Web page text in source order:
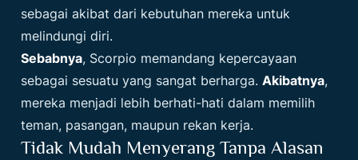
sebagai akibat dari kebutuhan mereka untuk
melindungi diri.
Sebabnya, Scorpio memandang kepercayaan
sebagai sesuatu yang sangat berharga.Akibatnya,
mereka menjadi lebih berhati-hati dalam memilih
teman, pasangan, maupun rekan kerja.
Tidak Mudah Menyerang Tanpa Alasan